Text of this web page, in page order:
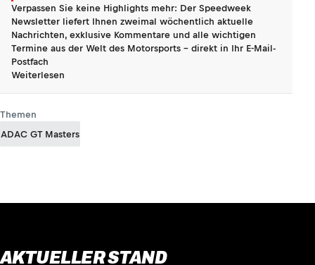
Verpassen Sie keine Highlights mehr: Der Speedweek
Newsletter liefert Ihnen zweimal wöchentlich aktuelle
Nachrichten, exklusive Kommentare und alle wichtigen
Termine aus der Welt des Motorsports - direkt in Ihr E-Mail-
Postfach
Weiterlesen
Themen
ADAC GT Masters
AKTUELLER STAND